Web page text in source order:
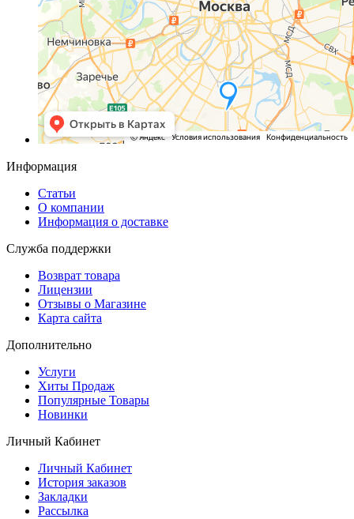
Информация
Статьи
О компании
Информация о доставке
Служба поддержки
Возврат товара
Лицензии
Отзывы о Магазине
Карта сайта
Дополнительно
Услуги
Хиты Продаж
Популярные Товары
Новинки
Личный Кабинет
Личный Кабинет
История заказов
Закладки
Рассылка